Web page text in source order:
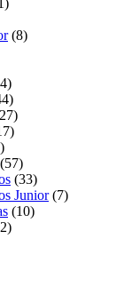
(8)
(57)
(33)
Junior (7)
(10)